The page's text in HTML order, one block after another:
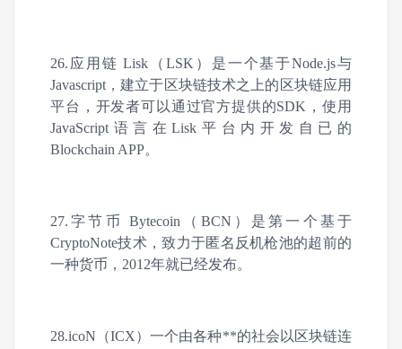
26.应用链 Lisk（LSK）是一个基于Node.js与
Javascript，建立于区块链技术之上的区块链应用
平台，开发者可以通过官方提供的SDK，使用
JavaScript语言在Lisk平台内开发自已的
Blockchain APP。
27.字节币 Bytecoin（BCN）是第一个基于
CryptoNote技术，致力于匿名反机枪池的超前的
一种货币，2012年就已经发布。
28.icoN（ICX）一个由各种**的社会以区块链连